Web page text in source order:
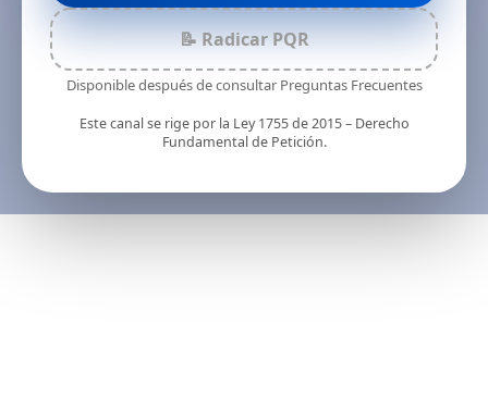
📝 Radicar PQR
Disponible después de consultar Preguntas Frecuentes
Este canal se rige por la Ley 1755 de 2015 – Derecho
Fundamental de Petición.